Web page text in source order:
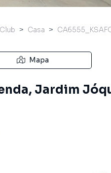
Casa
Mapa
Jardim